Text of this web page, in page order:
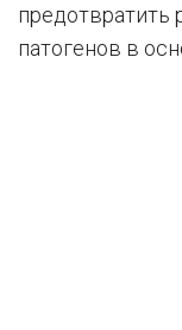
предотвратить
патогенов в